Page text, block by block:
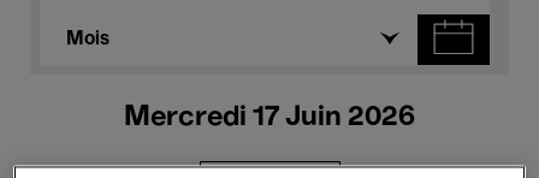
Mois
Mercredi 17 Juin 2026